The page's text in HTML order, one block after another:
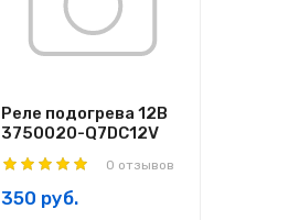
Реле подогрева 12В
3750020-Q7DC12V
0 отзывов
350 руб.